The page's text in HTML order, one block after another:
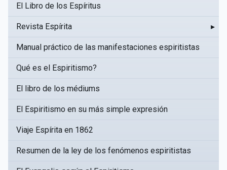
El Libro de los Espíritus
Revista Espírita ▸
Manual práctico de las manifestaciones espiritistas
Qué es el Espiritismo?
El libro de los médiums
El Espiritismo en su más simple expresión
Viaje Espírita en 1862
Resumen de la ley de los fenómenos espiritistas